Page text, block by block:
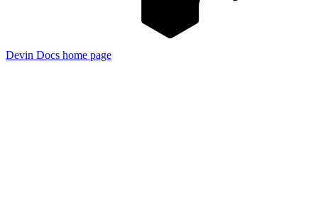
Devin Docs home page